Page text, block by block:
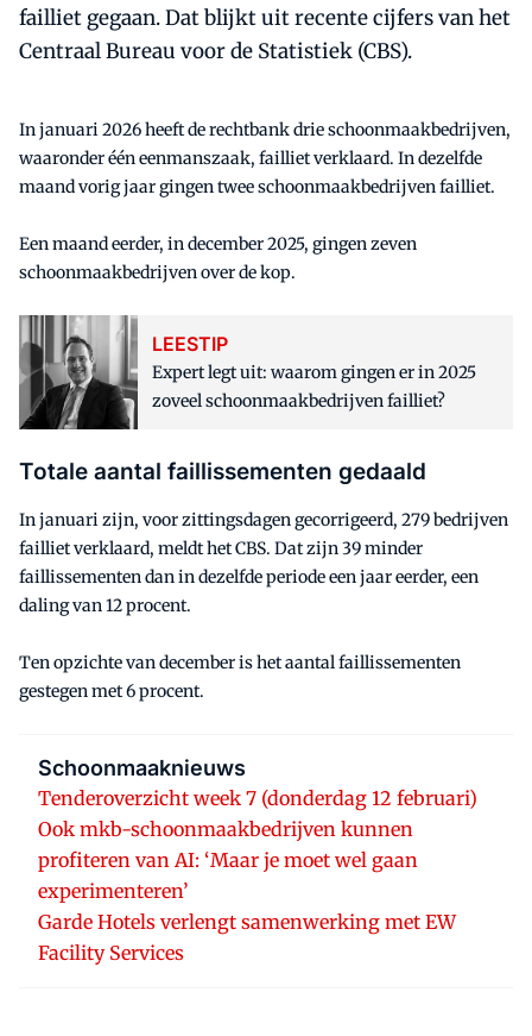
failliet gegaan. Dat blijkt uit recente cijfers van het
Centraal Bureau voor de Statistiek (CBS).
In januari 2026 heeft de rechtbank drie schoonmaakbedrijven,
waaronder één eenmanszaak, failliet verklaard. In dezelfde
maand vorig jaar gingen twee schoonmaakbedrijven failliet.
Een maand eerder, in december 2025, gingen zeven
schoonmaakbedrijven over de kop.
LEESTIP
Expert legt uit: waarom gingen er in 2025
zoveel schoonmaakbedrijven failliet?
Totale aantal faillissementen gedaald
In januari zijn, voor zittingsdagen gecorrigeerd, 279 bedrijven
failliet verklaard, meldt het CBS. Dat zijn 39 minder
faillissementen dan in dezelfde periode een jaar eerder, een
daling van 12 procent.
Ten opzichte van december is het aantal faillissementen
gestegen met 6 procent.
Schoonmaaknieuws
Tenderoverzicht week 7 (donderdag 12 februari)
Ook mkb-schoonmaakbedrijven kunnen
profiteren van AI: ‘Maar je moet wel gaan
experimenteren’
Garde Hotels verlengt samenwerking met EW
Facility Services